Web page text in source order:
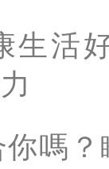
生活
嗎